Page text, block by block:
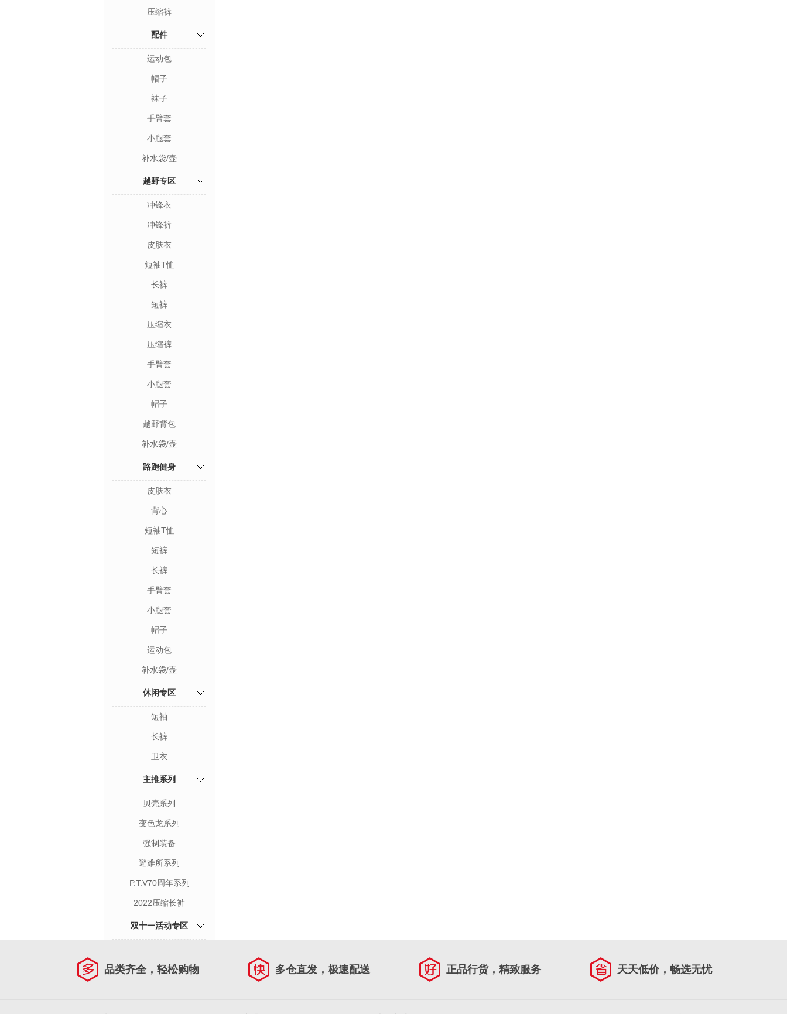
压缩裤
配件
运动包
帽子
袜子
手臂套
小腿套
补水袋/壶
越野专区
冲锋衣
冲锋裤
皮肤衣
短袖T恤
长裤
短裤
压缩衣
压缩裤
手臂套
小腿套
帽子
越野背包
补水袋/壶
路跑健身
皮肤衣
背心
短袖T恤
短裤
长裤
手臂套
小腿套
帽子
运动包
补水袋/壶
休闲专区
短袖
长裤
卫衣
主推系列
贝壳系列
变色龙系列
强制装备
避难所系列
P.T.V70周年系列
2022压缩长裤
双十一活动专区
品类齐全，轻松购物 多仓直发，极速配送 正品行货，精致服务 天天低价，畅选无忧